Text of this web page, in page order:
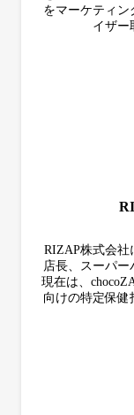
をマーケティ
イザー
RIZAP株式会社
店長、スーパー
現在は、
向けの特定保健